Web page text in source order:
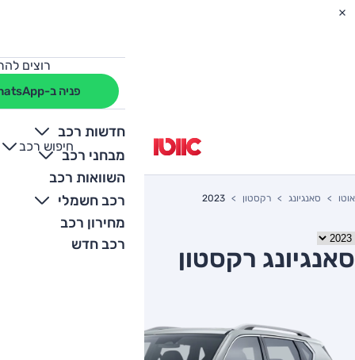
רוצים
פניה ב-WhatsApp
חדשות רכב
מבחני רכב
השוואות רכב
רכב חשמלי
מחירון רכב
רכב חדש
חיפוש רכב
+
-
אוטו סאנגיונג רקסטון 2023
סאנגיונג רקסטון